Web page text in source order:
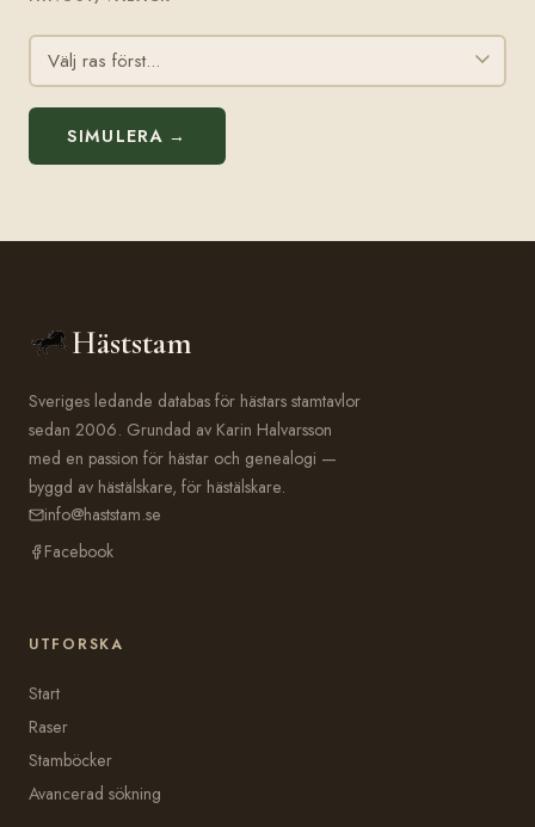
SIMULERA →
Häststam
Sveriges ledande databas för hästars stamtavlor
sedan 2006. Grundad av Karin Halvarsson
med en passion för hästar och genealogi —
byggd av hästälskare, för hästälskare.
info@haststam.se
Facebook
UTFORSKA
Start
Raser
Stamböcker
Avancerad sökning